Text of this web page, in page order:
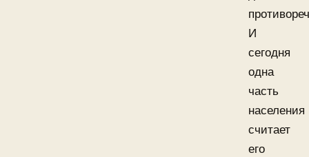
И
сегодня
одна
часть
населения
считает
его